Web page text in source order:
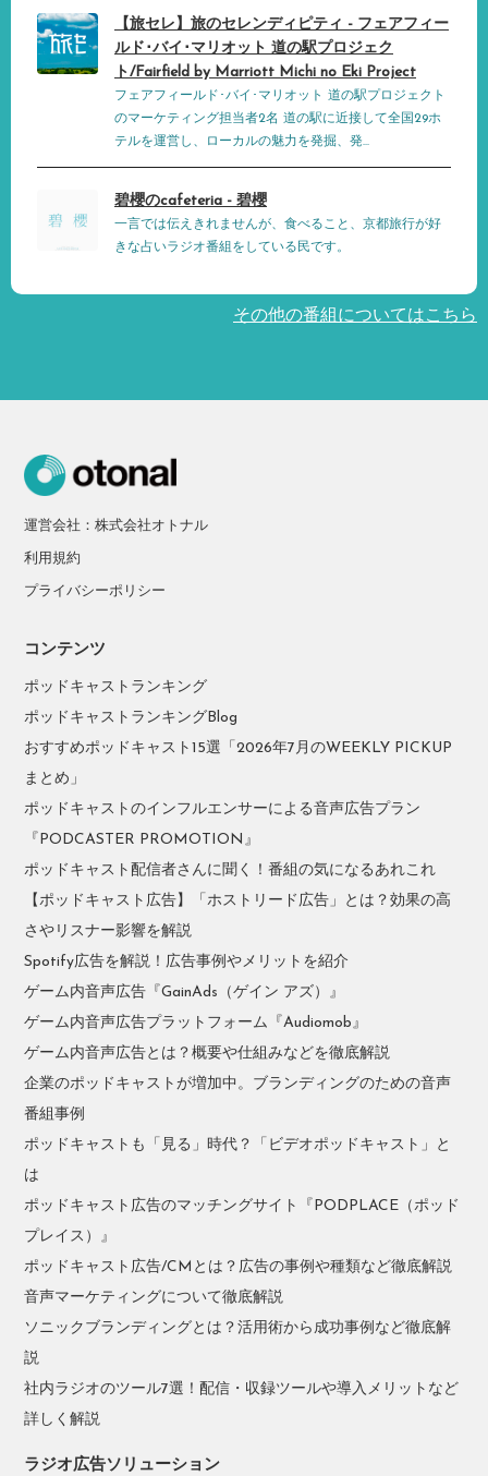
【旅セレ】旅のセレンディピティ - フェアフィー
ルド･バイ･マリオット 道の駅プロジェク
ト/Fairfield by Marriott Michi no Eki Project
フェアフィールド･バイ･マリオット 道の駅プロジェクト
のマーケティング担当者2名 道の駅に近接して全国29ホ
テルを運営し、ローカルの魅力を発掘、発...
碧櫻のcafeteria - 碧櫻
一言では伝えきれませんが、食べること、京都旅行が好
きな占いラジオ番組をしている民です。
その他の番組についてはこちら
運営会社：株式会社オトナル
利用規約
プライバシーポリシー
コンテンツ
ポッドキャストランキング
ポッドキャストランキングBlog
おすすめポッドキャスト15選「2026年7月のWEEKLY PICKUP
まとめ」
ポッドキャストのインフルエンサーによる音声広告プラン
『PODCASTER PROMOTION』
ポッドキャスト配信者さんに聞く！番組の気になるあれこれ
【ポッドキャスト広告】「ホストリード広告」とは？効果の高
さやリスナー影響を解説
Spotify広告を解説！広告事例やメリットを紹介
ゲーム内音声広告『GainAds（ゲイン アズ）』
ゲーム内音声広告プラットフォーム『Audiomob』
ゲーム内音声広告とは？概要や仕組みなどを徹底解説
企業のポッドキャストが増加中。ブランディングのための音声
番組事例
ポッドキャストも「見る」時代？「ビデオポッドキャスト」と
は
ポッドキャスト広告のマッチングサイト『PODPLACE（ポッド
プレイス）』
ポッドキャスト広告/CMとは？広告の事例や種類など徹底解説
音声マーケティングについて徹底解説
ソニックブランディングとは？活用術から成功事例など徹底解
説
社内ラジオのツール7選！配信・収録ツールや導入メリットなど
詳しく解説
ラジオ広告ソリューション